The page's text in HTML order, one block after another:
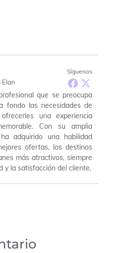
Síguenos
Elan
que se preocupa
fondo las necesidades de
una experiencia
Con su amplia
adquirido una habilidad
ofertas, los destinos
más atractivos, siempre
y la satisfacción del cliente.